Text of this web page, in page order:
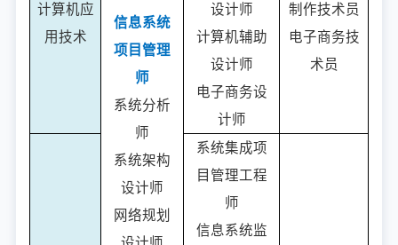
信息系统
项目管理
师
系统分析
师
系统架构
设计师
网络规划
计算机应
用技术
设计师
计算机辅助
设计师
电子商务设
计师
制作技术员
电子商务技
术员
系统集成项
目管理工程
师
信息系统监